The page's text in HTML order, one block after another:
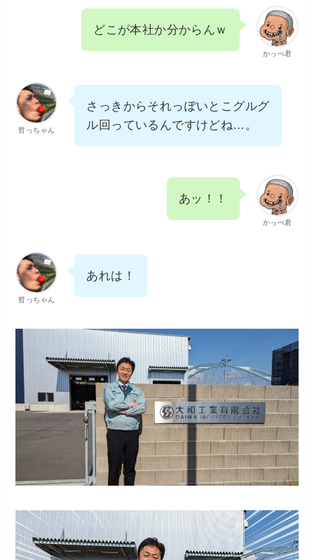
かっぺ君
どこが本社か分からんｗ
哲っちゃん
さっきからそれっぽいとこグルグ
ル回っているんですけどね…。
かっぺ君
あッ！！
哲っちゃん
あれは！